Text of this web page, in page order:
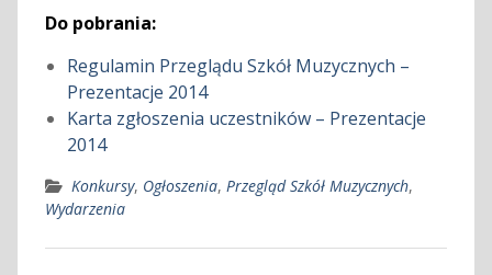
Do pobrania:
Regulamin Przeglądu Szkół Muzycznych –
Prezentacje 2014
Karta zgłoszenia uczestników – Prezentacje
2014
Konkursy, Ogłoszenia, Przegląd Szkół Muzycznych,
Wydarzenia